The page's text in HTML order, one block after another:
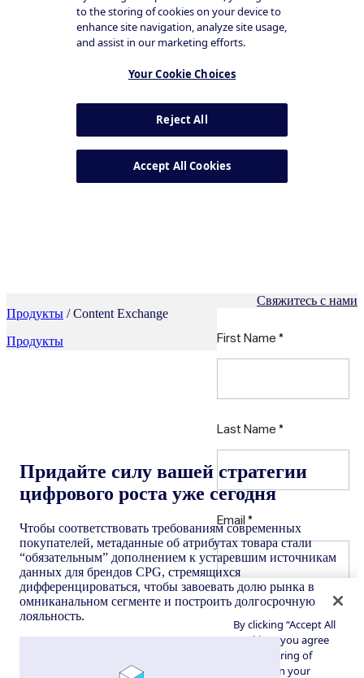
Продукты / Content Exchange
Продукты
Свяжитесь с нами
Придайте силу вашей стратегии
цифрового роста уже сегодня
Чтобы соответствовать требованиям современных
покупателей, метаданные об атрибутах товара стали
“обязательным” дополнением к устаревшим источникам
данных для брендов CPG, стремящихся
дифференцироваться, чтобы завоевать долю рынка в
омниканальном сегменте и построить долгосрочную
лояльность.